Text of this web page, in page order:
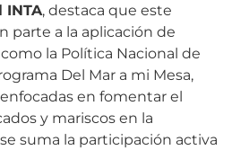
INTA, destaca que este
parte a la aplicación de
la Política Nacional de
Del Mar a mi Mesa,
en fomentar el
y mariscos en la
suma la participación activa